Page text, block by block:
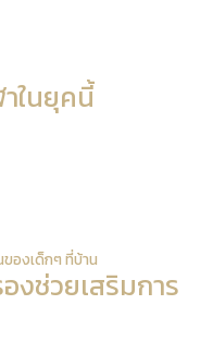
ในยุคนี้
องเด็กๆ ที่บ้าน
ช่วยเสริมการ